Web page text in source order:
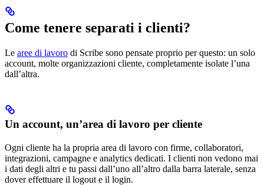
Come tenere separati i clienti?
Le aree di lavoro di Scribe sono pensate proprio per questo: un solo
account, molte organizzazioni cliente, completamente isolate l’una
dall’altra.
Un account, un’area di lavoro per cliente
Ogni cliente ha la propria area di lavoro con firme, collaboratori,
integrazioni, campagne e analytics dedicati. I clienti non vedono mai
i dati degli altri e tu passi dall’uno all’altro dalla barra laterale, senza
dover effettuare il logout e il login.